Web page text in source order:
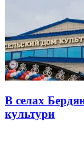
В селах
культури